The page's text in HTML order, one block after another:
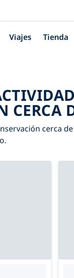
Viajes Tienda
CERCA
cerca